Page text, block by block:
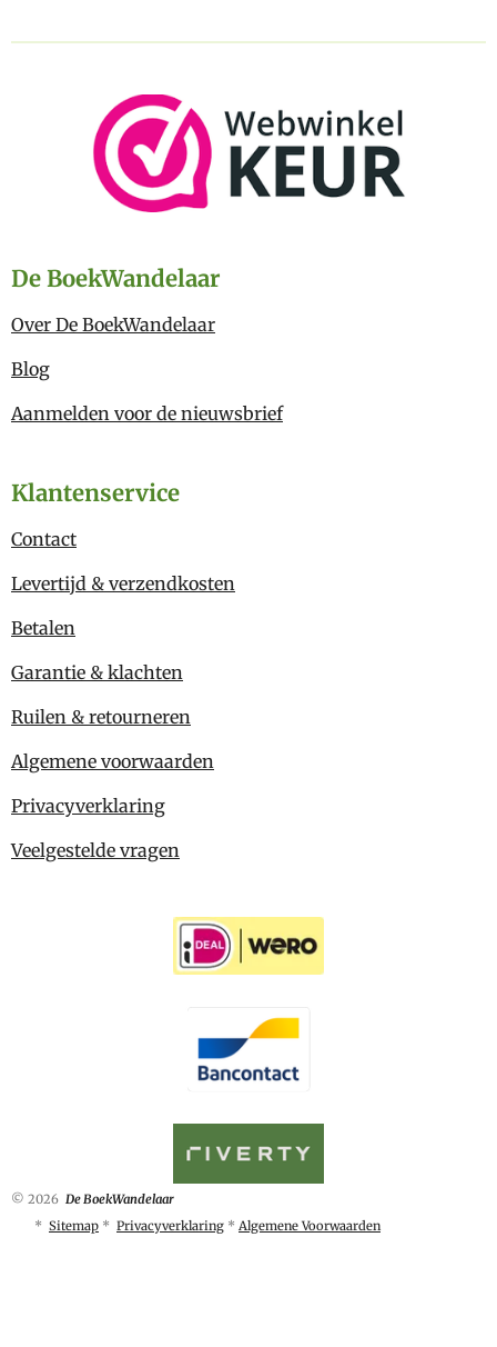
De BoekWandelaar
Over De BoekWandelaar
Blog
Aanmelden voor de nieuwsbrief
Klantenservice
Contact
Levertijd & verzendkosten
Betalen
Garantie & klachten
Ruilen & retourneren
Algemene voorwaarden
Privacyverklaring
Veelgestelde vragen
© 2026 De BoekWandelaar
* Sitemap * Privacyverklaring * Algemene Voorwaarden